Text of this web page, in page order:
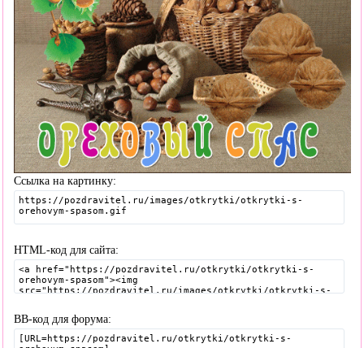
Ссылка на картинку:
HTML-код для сайта:
BB-код для форума: